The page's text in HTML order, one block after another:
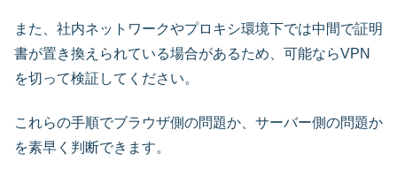
また、社内ネットワークやプロキシ環境下では中間で証明
書が置き換えられている場合があるため、可能ならVPN
を切って検証してください。
これらの手順でブラウザ側の問題か、サーバー側の問題か
を素早く判断できます。